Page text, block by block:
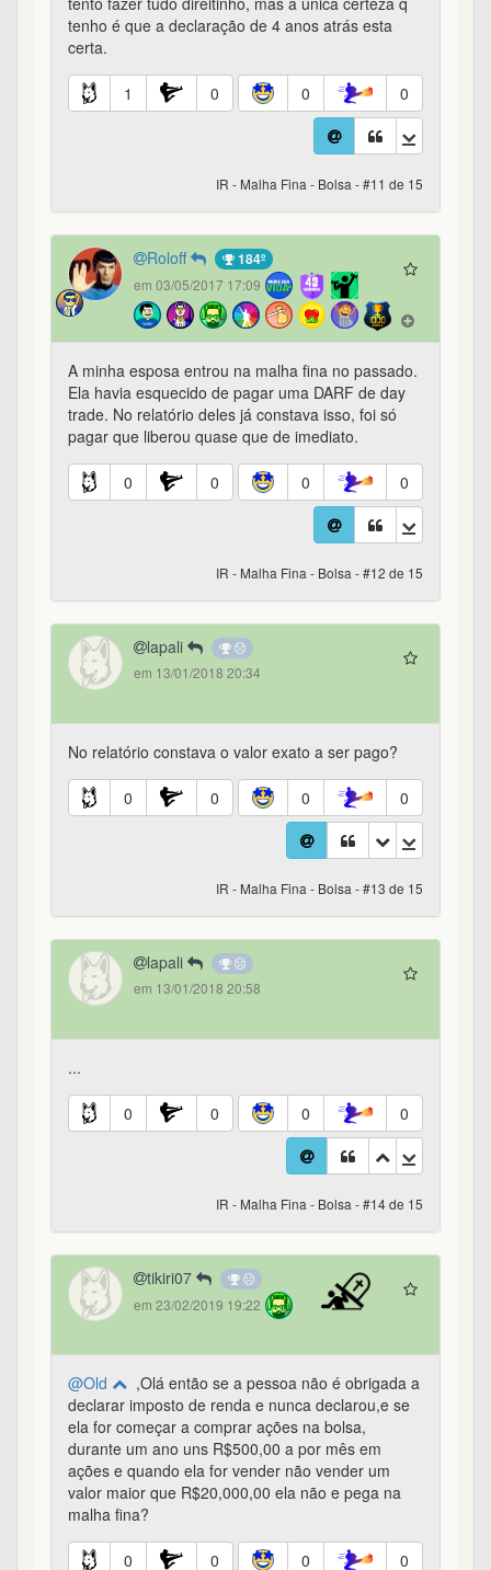
tenho é que a declaração de 4 anos atrás esta
certa.
1 0 0 0
IR - Malha Fina - Bolsa - #11 de 15
Roloff 184º
em 03/05/2017 17:09
A minha esposa entrou na malha fina no passado.
Ela havia esquecido de pagar uma DARF de day
trade. No relatório deles já constava isso, foi só
pagar que liberou quase que de imediato.
0 0 0 0
IR - Malha Fina - Bolsa - #12 de 15
lapali
em 13/01/2018 20:34
No relatório constava o valor exato a ser pago?
0 0 0 0
IR - Malha Fina - Bolsa - #13 de 15
lapali
em 13/01/2018 20:58
...
0 0 0 0
IR - Malha Fina - Bolsa - #14 de 15
tikiri07
em 23/02/2019 19:22
@Old
,Olá então se a pessoa não é obrigada a
declarar imposto de renda e nunca declarou,e se
ela for começar a comprar ações na bolsa,
durante um ano uns R$500,00 a por mês em
ações e quando ela for vender não vender um
valor maior que R$20,000,00 ela não e pega na
malha fina?
0 0 0 0